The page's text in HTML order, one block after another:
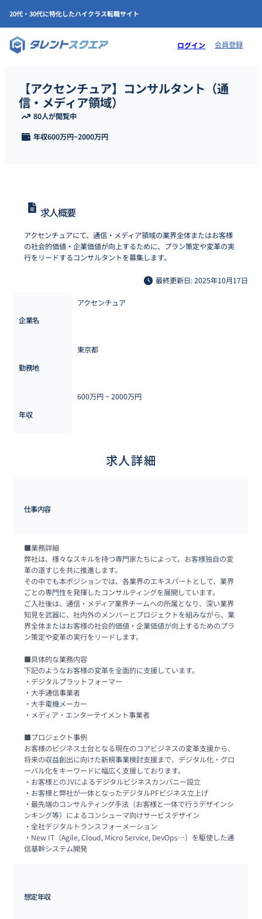
20代・30代に特化したハイクラス転職サイト
ログイン 会員登録
【アクセンチュア】コンサルタント（通
信・メディア領域）
80人が閲覧中
年収600万円~2000万円
求人概要
アクセンチュアにて、通信・メディア領域の業界全体またはお客様
の社会的価値・企業価値が向上するために、プラン策定や変革の実
行をリードするコンサルタントを募集します。
最終更新日: 2025年10月17日
企業名
アクセンチュア
勤務地
東京都
年収
600万円 ~ 2000万円
求人詳細
仕事内容
■業務詳細
弊社は、様々なスキルを持つ専門家たちによって、お客様独自の変
革の道すじを共に推進します。
その中でも本ポジションでは、各業界のエキスパートとして、業界
ごとの専門性を発揮したコンサルティングを展開しています。
ご入社後は、通信・メディア業界チームへの所属となり、深い業界
知見を武器に、社内外のメンバーとプロジェクトを組みながら、業
界全体またはお客様の社会的価値・企業価値が向上するためのプラ
ン策定や変革の実行をリードします。
■具体的な業務内容
下記のようなお客様の変革を全面的に支援しています。
・デジタルプラットフォーマー
・大手通信事業者
・大手電機メーカー
・メディア・エンターテイメント事業者
■プロジェクト事例
お客様のビジネス土台となる現在のコアビジネスの変革支援から、
将来の収益創出に向けた新規事業検討支援まで、デジタル化・グロ
ーバル化をキーワードに幅広く支援しております。
・お客様とのJVによるデジタルビジネスカンパニー設立
・お客様と弊社が一体となったデジタルPFビジネス立上げ
・最先端のコンサルティング手法（お客様と一体で行うデザインシ
ンキング等）によるコンシューマ向けサービスデザイン
・全社デジタルトランスフォーメーション
・New IT（Agile, Cloud, Micro Service, DevOps…）を駆使した通
信基幹システム開発
想定年収